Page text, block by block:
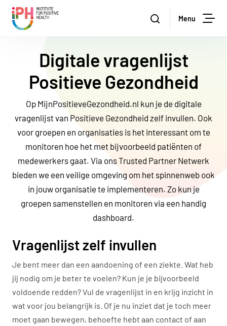
Institute for Positive Health Zoeken
Menu
Digitale vragenlijst
Positieve Gezondheid
Op MijnPositieveGezondheid.nl kun je de digitale
vragenlijst van Positieve Gezondheid zelf invullen. Ook
voor groepen en organisaties is het interessant om te
monitoren hoe het met bijvoorbeeld patiënten of
medewerkers gaat. Via ons Trusted Partner Netwerk
bieden we een veilige omgeving om het spinnenweb ook
in jouw organisatie te implementeren. Zo kun je
groepen samenstellen en monitoren via een handig
dashboard.
Vragenlijst zelf invullen
Je bent meer dan een aandoening of een ziekte. Wat heb
jij nodig om je beter te voelen? Kun je je bijvoorbeeld
voldoende redden? Vul de vragenlijst in en krijg inzicht in
wat voor jou belangrijk is. Of je nu inziet dat je toch meer
moet gaan bewegen, behoefte hebt aan contact of aan